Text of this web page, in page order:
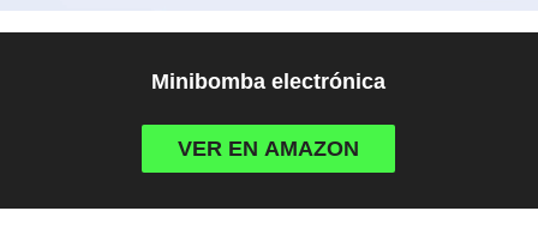
Minibomba electrónica
VER EN AMAZON